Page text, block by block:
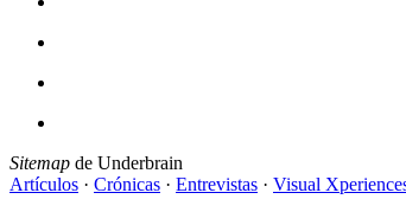
Sitemap de Underbrain
Artículos · Crónicas · Entrevistas · Visual